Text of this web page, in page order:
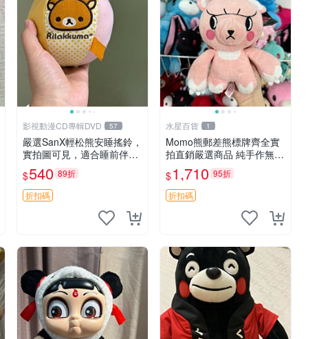
影視動漫CD專輯DVD 57
嚴選SanX輕松熊安睡搖鈴，
實拍圖可見，適合睡前伴
侶， Picks安撫好物 0325
懸吊 電腦
$540 89折
折扣碼
水星百貨 1
Momo熊郵差熊標牌齊全實
拍直銷嚴選商品 純手作無修
圖可收藏 郵差熊 Momo熊
標牌 商品
$1,710 95折
折扣碼